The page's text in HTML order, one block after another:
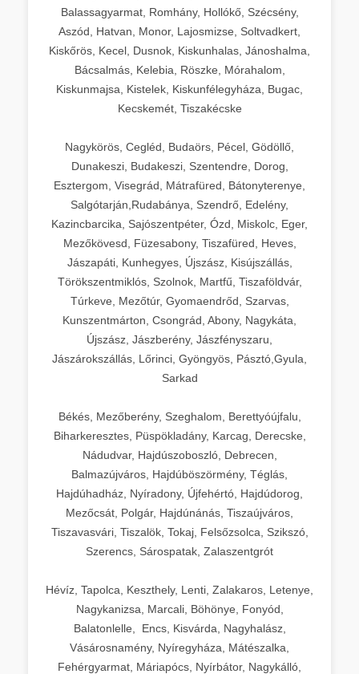
Balassagyarmat, Romhány, Hollókő, Szécsény,
Aszód, Hatvan, Monor, Lajosmizse, Soltvadkert,
Kiskőrös, Kecel, Dusnok, Kiskunhalas, Jánoshalma,
Bácsalmás, Kelebia, Röszke, Mórahalom,
Kiskunmajsa, Kistelek, Kiskunfélegyháza, Bugac,
Kecskemét, Tiszakécske
Nagykörös, Cegléd, Budaörs, Pécel, Gödöllő,
Dunakeszi, Budakeszi, Szentendre, Dorog,
Esztergom, Visegrád, Mátrafüred, Bátonyterenye,
Salgótarján,Rudabánya, Szendrő, Edelény,
Kazincbarcika, Sajószentpéter, Ózd, Miskolc, Eger,
Mezőkövesd, Füzesabony, Tiszafüred, Heves,
Jászapáti, Kunhegyes, Újszász, Kisújszállás,
Törökszentmiklós, Szolnok, Martfű, Tiszaföldvár,
Túrkeve, Mezőtúr, Gyomaendrőd, Szarvas,
Kunszentmárton, Csongrád, Abony, Nagykáta,
Újszász, Jászberény, Jászfényszaru,
Jászárokszállás, Lőrinci, Gyöngyös, Pásztó,Gyula,
Sarkad
Békés, Mezőberény, Szeghalom, Berettyóújfalu,
Biharkeresztes, Püspökladány, Karcag, Derecske,
Nádudvar, Hajdúszoboszló, Debrecen,
Balmazújváros, Hajdúböszörmény, Téglás,
Hajdúhadház, Nyíradony, Újfehértó, Hajdúdorog,
Mezőcsát, Polgár, Hajdúnánás, Tiszaújváros,
Tiszavasvári, Tiszalök, Tokaj, Felsőzsolca, Szikszó,
Szerencs, Sárospatak, Zalaszentgrót
Hévíz, Tapolca, Keszthely, Lenti, Zalakaros, Letenye,
Nagykanizsa, Marcali, Böhönye, Fonyód,
Balatonlelle, Encs, Kisvárda, Nagyhalász,
Vásárosnamény, Nyíregyháza, Mátészalka,
Fehérgyarmat, Máriapócs, Nyírbátor, Nagykálló,